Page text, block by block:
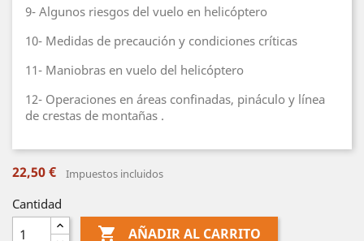
9- Algunos riesgos del vuelo en helicóptero
10- Medidas de precaución y condiciones críticas
11- Maniobras en vuelo del helicóptero
12- Operaciones en áreas confinadas, pináculo y línea
de crestas de montañas .
22,50 € Impuestos incluidos
Cantidad
 AÑADIR AL CARRITO